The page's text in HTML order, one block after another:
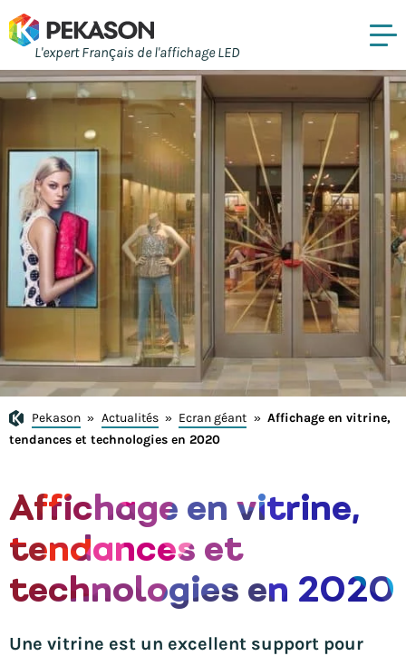
L'expert Français de l'affichage LED
Pekason » Actualités » Ecran géant » Affichage en vitrine,
tendances et technologies en 2020
Affichage en vitrine,
tendances et
technologies en 2020
Une vitrine est un excellent support pour